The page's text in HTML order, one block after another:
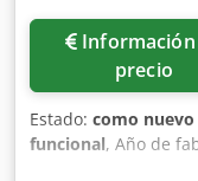
Información de
precio
Estado: como
funcional, Año de